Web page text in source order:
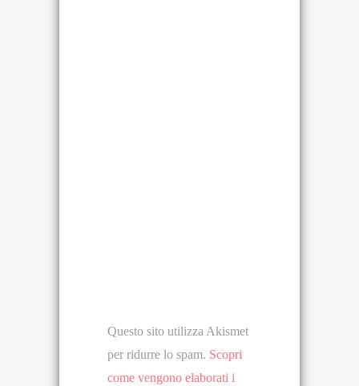
Questo sito utilizza Akismet
per ridurre lo spam. Scopri
come vengono elaborati i